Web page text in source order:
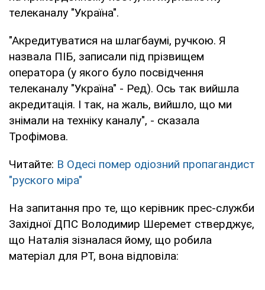
телеканалу "Україна".
"Акредитуватися на шлагбаумі, ручкою. Я
назвала ПІБ, записали під прізвищем
оператора (у якого було посвідчення
телеканалу "Україна" - Ред). Ось так вийшла
акредитація. І так, на жаль, вийшло, що ми
знімали на техніку каналу", - сказала
Трофімова.
Читайте: В Одесі помер одіозний пропагандист
"руского міра"
На запитання про те, що керівник прес-служби
Західної ДПС Володимир Шеремет стверджує,
що Наталія зізналася йому, що робила
матеріал для РТ, вона відповіла: